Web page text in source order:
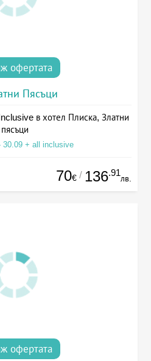
офертата
Пясъци
в хотел Плиска, Златни
пясъци
30.09 + all inclusive
70€ / 136.91
лв.
офертата